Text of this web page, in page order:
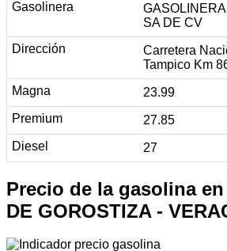
SA DE CV
Carretera
Tampico Km
23.99
27.85
27
Precio de la gasolina en
DE GOROSTIZA -